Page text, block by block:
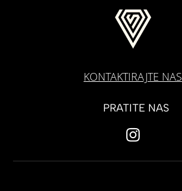
KONTAKTIRAJTE NAS
PRATITE NAS